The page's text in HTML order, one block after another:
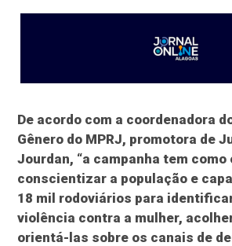
De acordo com a coordenadora
Gênero do MPRJ, promotora de
Jourdan, “a campanha tem
conscientizar a população e
18 mil rodoviários para
violência contra a mulher,
orientá-las sobre os canais de